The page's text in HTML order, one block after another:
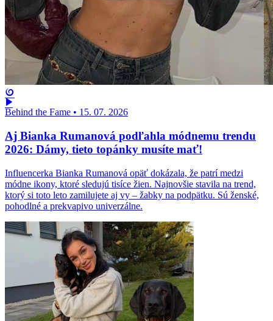
Behind the Fame • 15. 07. 2026
Aj Bianka Rumanová podľahla módnemu trendu
2026: Dámy, tieto topánky musíte mať!
Influencerka Bianka Rumanová opäť dokázala, že patrí medzi
módne ikony, ktoré sledujú tisíce žien. Najnovšie stavila na trend,
ktorý si toto leto zamilujete aj vy – žabky na podpätku. Sú ženské,
pohodlné a prekvapivo univerzálne.